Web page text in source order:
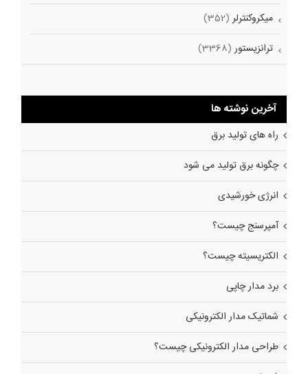
میکروکنترلر (352)
ترانزیستور (3368)
آخرین نوشته ها
راه های تولید برق
چگونه برق تولید می شود
انرژی خورشیدی
آمپرسنج چیست؟
الکتریسیته چیست؟
برد مدار چاپی
شماتیک مدار الکترونیکی
طراحی مدار الکترونیکی چیست؟